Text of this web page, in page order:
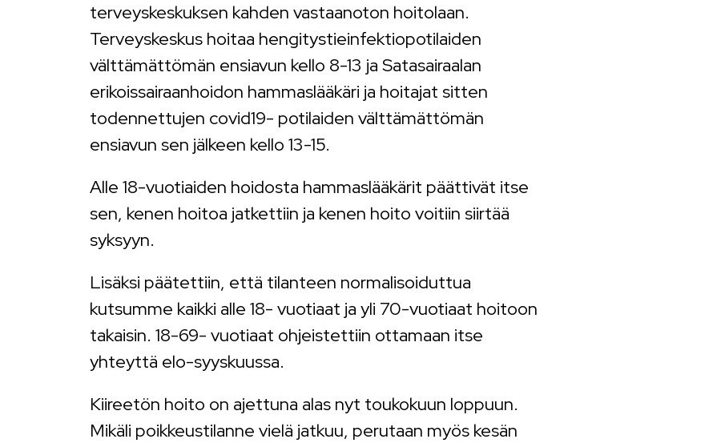
terveyskeskuksen kahden vastaanoton hoitolaan.
Terveyskeskus hoitaa hengitystieinfektiopotilaiden
välttämättömän ensiavun kello 8-13 ja Satasairaalan
erikoissairaanhoidon hammaslääkäri ja hoitajat sitten
todennettujen covid19- potilaiden välttämättömän
ensiavun sen jälkeen kello 13-15.
Alle 18-vuotiaiden hoidosta hammaslääkärit päättivät itse
sen, kenen hoitoa jatkettiin ja kenen hoito voitiin siirtää
syksyyn.
Lisäksi päätettiin, että tilanteen normalisoiduttua
kutsumme kaikki alle 18- vuotiaat ja yli 70-vuotiaat hoitoon
takaisin. 18-69- vuotiaat ohjeistettiin ottamaan itse
yhteyttä elo-syyskuussa.
Kiireetön hoito on ajettuna alas nyt toukokuun loppuun.
Mikäli poikkeustilanne vielä jatkuu, perutaan myös kesän